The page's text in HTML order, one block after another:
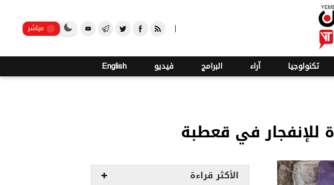
مباشر
تكنولوجيا آراء البرامج فيديو English
للإنفجار في قعطبة
الأكثر قراءة